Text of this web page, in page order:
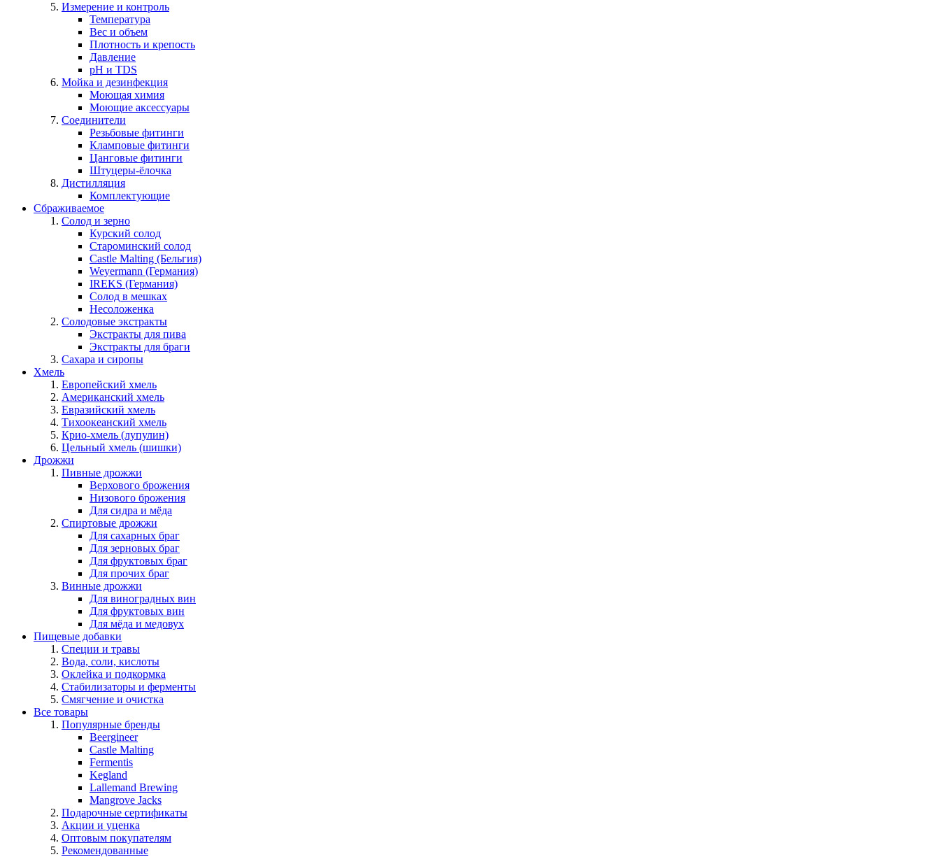
Измерение и контроль
Температура
Вес и объем
Плотность и крепость
Давление
pH и TDS
Мойка и дезинфекция
Моющая химия
Моющие аксессуары
Соединители
Резьбовые фитинги
Кламповые фитинги
Цанговые фитинги
Штуцеры-ёлочка
Дистилляция
Комплектующие
Сбраживаемое
Солод и зерно
Курский солод
Староминский солод
Castle Malting (Бельгия)
Weyermann (Германия)
IREKS (Германия)
Солод в мешках
Несоложенка
Солодовые экстракты
Экстракты для пива
Экстракты для браги
Сахара и сиропы
Хмель
Европейский хмель
Американский хмель
Евразийский хмель
Тихоокеанский хмель
Крио-хмель (лупулин)
Цельный хмель (шишки)
Дрожжи
Пивные дрожжи
Верхового брожения
Низового брожения
Для сидра и мёда
Спиртовые дрожжи
Для сахарных браг
Для зерновых браг
Для фруктовых браг
Для прочих браг
Винные дрожжи
Для виноградных вин
Для фруктовых вин
Для мёда и медовух
Пищевые добавки
Специи и травы
Вода, соли, кислоты
Оклейка и подкормка
Стабилизаторы и ферменты
Смягчение и очистка
Все товары
Популярные бренды
Beergineer
Castle Malting
Fermentis
Kegland
Lallemand Brewing
Mangrove Jacks
Подарочные сертификаты
Акции и уценка
Оптовым покупателям
Рекомендованные